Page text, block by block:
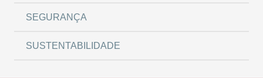
SEGURANÇA
SUSTENTABILIDADE